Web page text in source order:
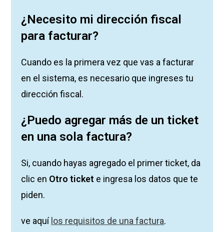
¿Necesito mi dirección fiscal
para facturar?
Cuando es la primera vez que vas a facturar
en el sistema, es necesario que ingreses tu
dirección fiscal.
¿Puedo agregar más de un ticket
en una sola factura?
Si, cuando hayas agregado el primer ticket, da
clic en Otro ticket e ingresa los datos que te
piden.
ve aquílos requisitos de una factura.